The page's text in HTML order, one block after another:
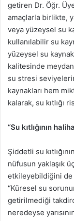
getiren Dr. Öğr.
amaçlarla birlikte,
veya yüzeysel su
kullanılabilir su
yüzeysel su
kalitesinde
su stresi
kaynakları hem
kalarak, su kıtlığı
“Su kıtlığının
Şiddetli su
nüfusun yaklaşık
etkileyebildiğini de
“Küresel su
getirilmediği
neredeyse